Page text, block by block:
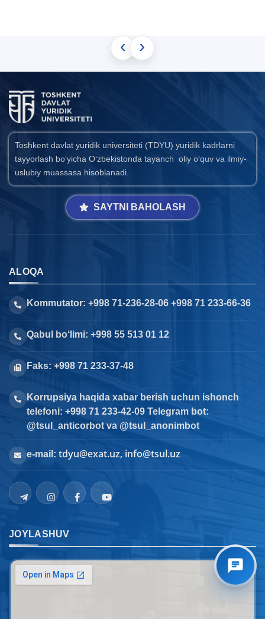
‹ ›
Toshkent davlat yuridik universiteti (TDYU) yuridik kadrlarni
tayyorlash bo‘yicha O‘zbekistonda tayanch oliy o‘quv va ilmiy-
uslubiy muassasa hisoblanadi.
SAYTNI BAHOLASH
ALOQA
Kommutator: +998 71-236-28-06 +998 71 233-66-36
Qabul bo‘limi: +998 55 513 01 12
Faks: +998 71 233-37-48
Korrupsiya haqida xabar berish uchun ishonch
telefoni: +998 71 233-42-09 Telegram bot:
@tsul_anticorbot va @tsul_anonimbot
e-mail: tdyu@exat.uz, info@tsul.uz
JOYLASHUV